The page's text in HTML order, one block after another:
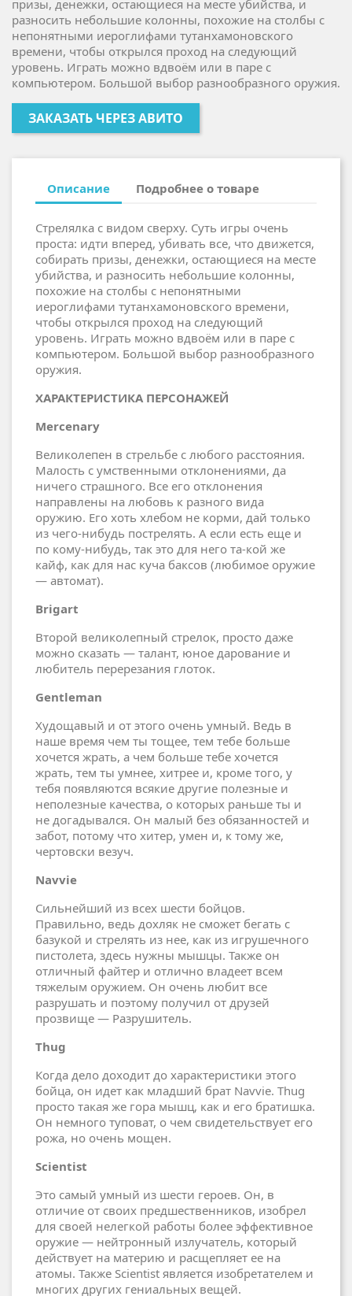
призы, денежки, остающиеся на месте убийства, и
разносить небольшие колонны, похожие на столбы с
непонятными иероглифами тутанхамоновского
времени, чтобы открылся проход на следующий
уровень. Играть можно вдвоём или в паре с
компьютером. Большой выбор разнообразного оружия.
ЗАКАЗАТЬ ЧЕРЕЗ АВИТО
Описание Подробнее о товаре
Стрелялка с видом сверху. Суть игры очень
проста: идти вперед, убивать все, что движется,
собирать призы, денежки, остающиеся на месте
убийства, и разносить небольшие колонны,
похожие на столбы с непонятными
иероглифами тутанхамоновского времени,
чтобы открылся проход на следующий
уровень. Играть можно вдвоём или в паре с
компьютером. Большой выбор разнообразного
оружия.
ХАРАКТЕРИСТИКА ПЕРСОНАЖЕЙ
Mercenary
Великолепен в стрельбе с любого расстояния.
Малость с умственными отклонениями, да
ничего страшного. Все его отклонения
направлены на любовь к разного вида
оружию. Его хоть хлебом не корми, дай только
из чего-нибудь пострелять. А если есть еще и
по кому-нибудь, так это для него та-кой же
кайф, как для нас куча баксов (любимое оружие
— автомат).
Brigart
Второй великолепный стрелок, просто даже
можно сказать — талант, юное дарование и
любитель перерезания глоток.
Gentleman
Худощавый и от этого очень умный. Ведь в
наше время чем ты тощее, тем тебе больше
хочется жрать, а чем больше тебе хочется
жрать, тем ты умнее, хитрее и, кроме того, у
тебя появляются всякие другие полезные и
неполезные качества, о которых раньше ты и
не догадывался. Он малый без обязанностей и
забот, потому что хитер, умен и, к тому же,
чертовски везуч.
Navvie
Сильнейший из всех шести бойцов.
Правильно, ведь дохляк не сможет бегать с
базукой и стрелять из нее, как из игрушечного
пистолета, здесь нужны мышцы. Также он
отличный файтер и отлично владеет всем
тяжелым оружием. Он очень любит все
разрушать и поэтому получил от друзей
прозвище — Разрушитель.
Thug
Когда дело доходит до характеристики этого
бойца, он идет как младший брат Navvie. Thug
просто такая же гора мышц, как и его братишка.
Он немного туповат, о чем свидетельствует его
рожа, но очень мощен.
Scientist
Это самый умный из шести героев. Он, в
отличие от своих предшественников, изобрел
для своей нелегкой работы более эффективное
оружие — нейтронный излучатель, который
действует на материю и расщепляет ее на
атомы. Также Scientist является изобретателем и
многих других гениальных вещей.